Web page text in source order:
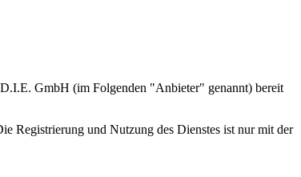
GmbH (im Folgenden "Anbieter" genannt) bereit
Registrierung und Nutzung des Dienstes ist nur mit der